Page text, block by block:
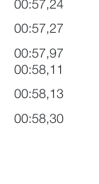
00:57,24
00:57,27
00:57,97
00:58,11
00:58,13
00:58,30